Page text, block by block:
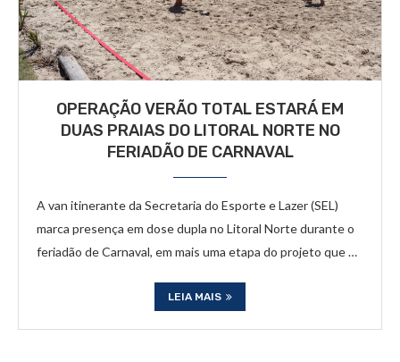
OPERAÇÃO VERÃO TOTAL ESTARÁ EM
DUAS PRAIAS DO LITORAL NORTE NO
FERIADÃO DE CARNAVAL
A van itinerante da Secretaria do Esporte e Lazer (SEL)
marca presença em dose dupla no Litoral Norte durante o
feriadão de Carnaval, em mais uma etapa do projeto que …
LEIA MAIS